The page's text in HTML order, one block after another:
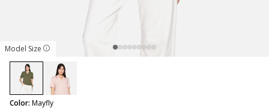
Model Size
Color: Mayfly
selected